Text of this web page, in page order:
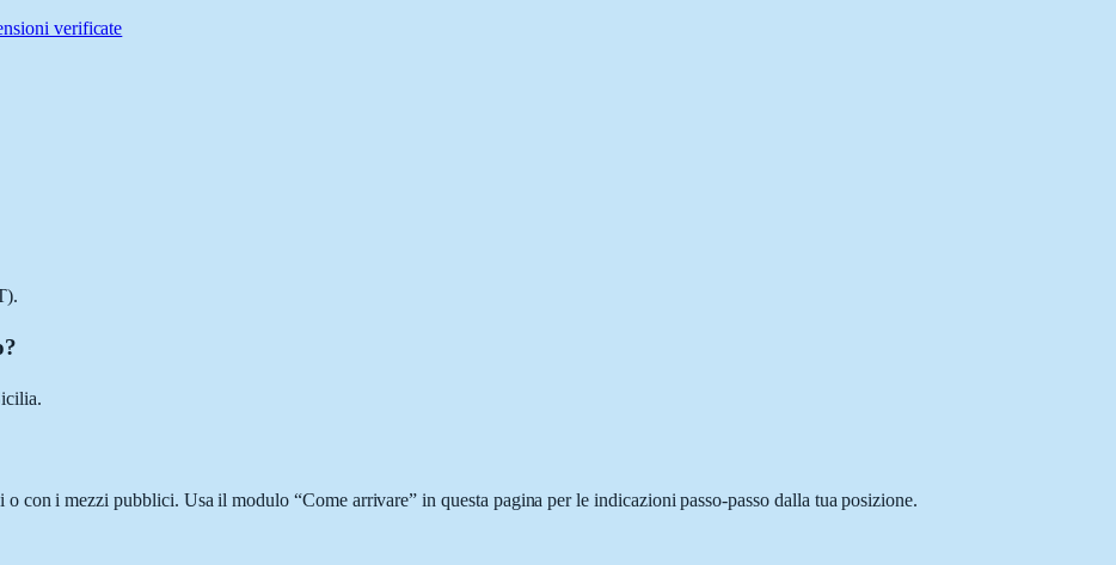
verificate
con i mezzi pubblici. Usa il modulo “Come arrivare” in questa pagina per le indicazioni passo-passo dalla tua posizione.